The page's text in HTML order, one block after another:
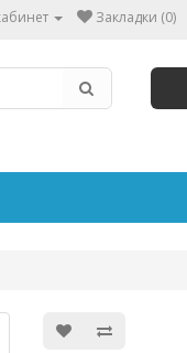
Закладки (0)